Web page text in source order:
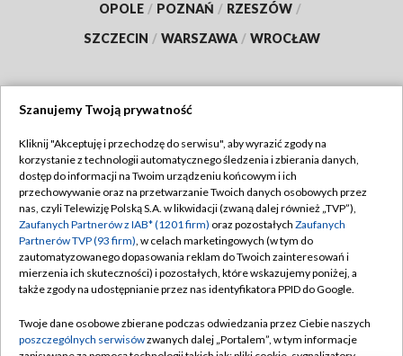
OPOLE / POZNAŃ / RZESZÓW /
SZCZECIN / WARSZAWA / WROCŁAW
TVP
Abonament TVP
Emisja w TVP
Centrum informacji TVP
Naziemna Telewizja Cyfrowa
Rada Programowa
Regulamin TVP
Polityka prywatności
Moje zgody
Pomoc
Kontakt
Szanujemy Twoją prywatność
Kliknij "Akceptuję i przechodzę do serwisu", aby wyrazić zgody na
korzystanie z technologii automatycznego śledzenia i zbierania danych,
dostęp do informacji na Twoim urządzeniu końcowym i ich
przechowywanie oraz na przetwarzanie Twoich danych osobowych przez
nas, czyli Telewizję Polską S.A. w likwidacji (zwaną dalej również „TVP”),
Zaufanych Partnerów z IAB* (1201 firm) oraz pozostałych Zaufanych
Partnerów TVP (93 firm), w celach marketingowych (w tym do
zautomatyzowanego dopasowania reklam do Twoich zainteresowań i
mierzenia ich skuteczności) i pozostałych, które wskazujemy poniżej, a
także zgody na udostępnianie przez nas identyfikatora PPID do Google.
Twoje dane osobowe zbierane podczas odwiedzania przez Ciebie naszych
poszczególnych serwisówzwanych dalej „Portalem”, w tym informacje